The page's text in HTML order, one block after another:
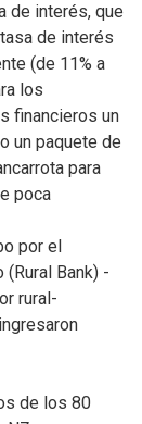
de interés, que
de interés
(de 11% a
los
financieros un
un paquete de
para
poca
por el
Bank) -
rural-
de los 80